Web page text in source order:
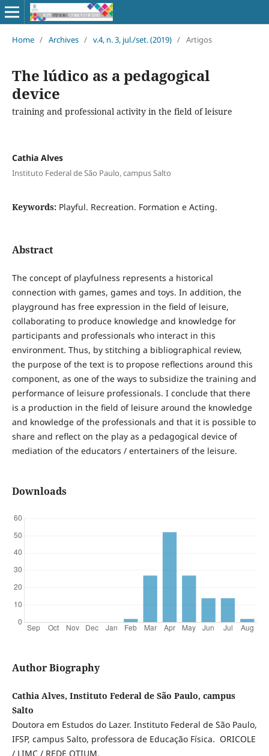
Home / Archives / v.4, n. 3, jul./set. (2019) / Artigos
The lúdico as a pedagogical
device
training and professional activity in the field of leisure
Cathia Alves
Instituto Federal de São Paulo, campus Salto
Keywords: Playful. Recreation. Formation e Acting.
Abstract
The concept of playfulness represents a historical
connection with games, games and toys. In addition, the
playground has free expression in the field of leisure,
collaborating to produce knowledge and knowledge for
participants and professionals who interact in this
environment. Thus, by stitching a bibliographical review,
the purpose of the text is to propose reflections around this
component, as one of the ways to subsidize the training and
performance of leisure professionals. I conclude that there
is a production in the field of leisure around the knowledge
and knowledge of the professionals and that it is possible to
share and reflect on the play as a pedagogical device of
mediation of the educators / entertainers of the leisure.
Downloads
Author Biography
Cathia Alves, Instituto Federal de São Paulo, campus
Salto
Doutora em Estudos do Lazer. Instituto Federal de São Paulo,
IFSP, campus Salto, professora de Educação Física. ORICOLE
/ LIMC / REDE OTIUM.